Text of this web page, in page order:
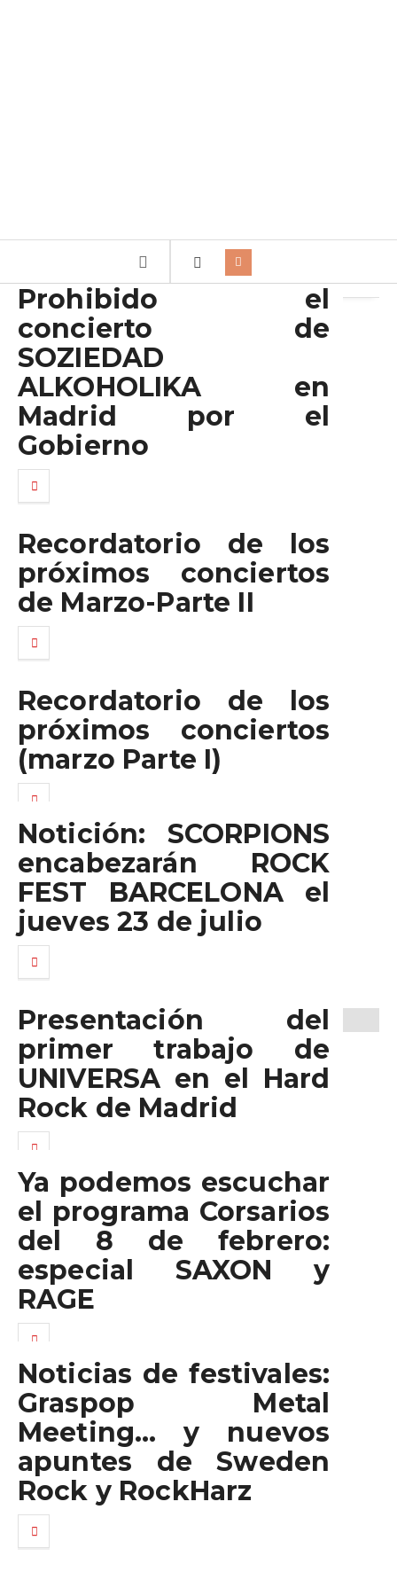
Prohibido el
concierto de
SOZIEDAD
ALKOHOLIKA en
Madrid por el
Gobierno
Recordatorio de los
próximos conciertos
de Marzo-Parte II
Recordatorio de los
próximos conciertos
(marzo Parte I)
Notición: SCORPIONS
encabezarán ROCK
FEST BARCELONA el
jueves 23 de julio
Presentación del
primer trabajo de
UNIVERSA en el Hard
Rock de Madrid
Ya podemos escuchar
el programa Corsarios
del 8 de febrero:
especial SAXON y
RAGE
Noticias de festivales:
Graspop Metal
Meeting… y nuevos
apuntes de Sweden
Rock y RockHarz